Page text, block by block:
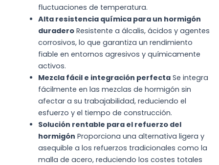
fluctuaciones de temperatura.
Alta resistencia química para un hormigón
duradero Resistente a álcalis, ácidos y agentes
corrosivos, lo que garantiza un rendimiento
fiable en entornos agresivos y químicamente
activos.
Mezcla fácil e integración perfecta Se integra
fácilmente en las mezclas de hormigón sin
afectar a su trabajabilidad, reduciendo el
esfuerzo y el tiempo de construcción.
Solución rentable para el refuerzo del
hormigón Proporciona una alternativa ligera y
asequible a los refuerzos tradicionales como la
malla de acero, reduciendo los costes totales